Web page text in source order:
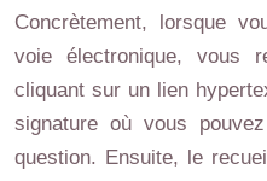
Concrètement, lorsque
voie électronique, vous
cliquant sur un lien
signature où vous
question. Ensuite, le